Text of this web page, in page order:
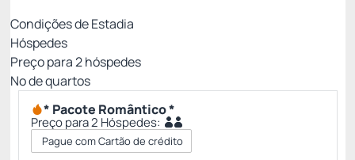
Condições de Estadia
Hóspedes
Preço para2hóspedes
Nº de quartos
* Pacote Romântico *
Preço para 2 Hóspedes:
Pague com Cartão de crédito